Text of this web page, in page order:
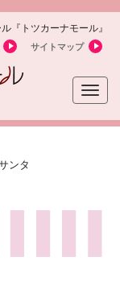
『トツカーナモール』
サイトマップ
Toggle
ンタ